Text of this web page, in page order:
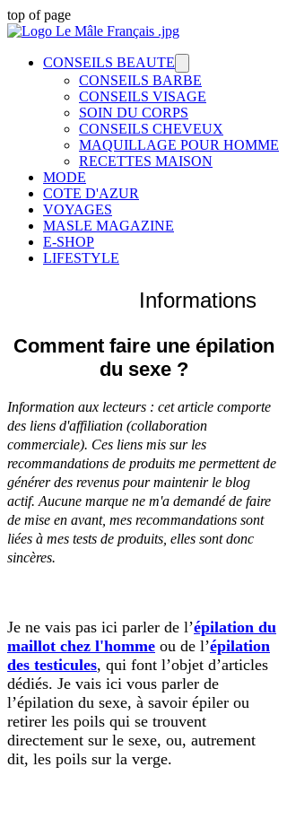
top of page
CONSEILS BEAUTE
CONSEILS BARBE
CONSEILS VISAGE
SOIN DU CORPS
CONSEILS CHEVEUX
MAQUILLAGE POUR HOMME
RECETTES MAISON
MODE
COTE D'AZUR
VOYAGES
MASLE MAGAZINE
E-SHOP
LIFESTYLE
Informations
Comment faire une épilation
du sexe ?
Information aux lecteurs : cet article comporte
des liens d'affiliation (collaboration
commerciale). Ces liens mis sur les
recommandations de produits me permettent de
générer des revenus pour maintenir le blog
actif. Aucune marque ne m'a demandé de faire
de mise en avant, mes recommandations sont
liées à mes tests de produits, elles sont donc
sincères.
Je ne vais pas ici parler de l’épilation du
maillot chez l'homme ou de l’épilation
des testicules, qui font l’objet d’articles
dédiés. Je vais ici vous parler de
l’épilation du sexe, à savoir épiler ou
retirer les poils qui se trouvent
directement sur le sexe, ou, autrement
dit, les poils sur la verge.